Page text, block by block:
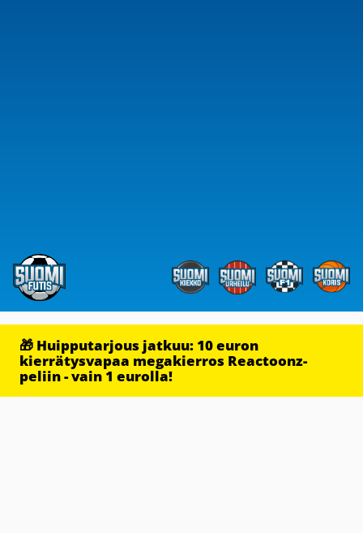
🎁 Huipputarjous jatkuu: 10 euron
kierrätysvapaa megakierros Reactoonz-
peliin - vain 1 eurolla!